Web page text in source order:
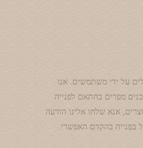
על ידי משתמשים. אנו
מפרים בהתאם לפנייה
אנא שלחו אלינו הודעה
בפנייה בהקדם האפשרי.